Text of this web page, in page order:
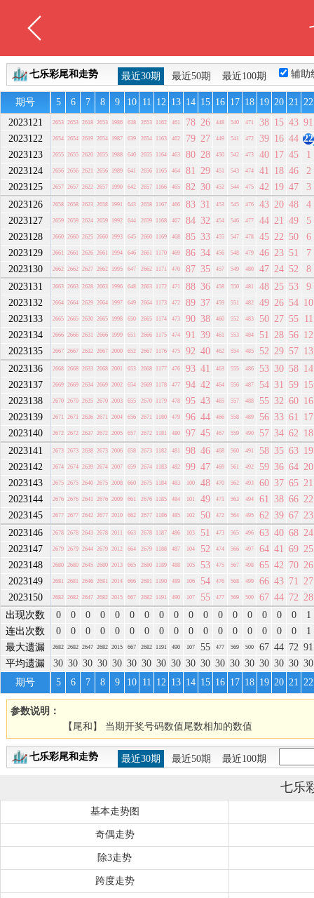
七乐彩尾和走势 最近30期 最近50期 最近100期 辅
期号 5 6 7 8 9 10 11 12 13 14 15 16 17 18 19 20 21 22
2023121
2653 2653 2618 2653 1986 638 2653 1162 461 78 26 448 540 471 38 15 43 91
2023122
2654 2654 2619 2654 1987 639 2654 1163 462 79 27 449 541 472 39 16 44 22
2023123
2655 2655 2620 2655 1988 640 2655 1164 463 80 28 450 542 473 40 17 45
1
2023124
2656 2656 2621 2656 1989 641 2656 1165 464 81 29 451 543 474 41 18 46
2
2023125
2657 2657 2622 2657 1990 642 2657 1166 465 82 30 452 544 475 42 19 47
3
2023126
2658 2658 2623 2658 1991 643 2658 1167 466 83 31 453 545 476 43 20 48
4
2023127
2659 2659 2624 2659 1992 644 2659 1168 467 84 32 454 546 477 44 21 49
5
2023128
2660 2660 2625 2660 1993 645 2660 1169 468 85 33 455 547 478 45 22 50
6
2023129
2661 2661 2626 2661 1994 646 2661 1170 469 86 34 456 548 479 46 23 51
7
2023130
2662 2662 2627 2662 1995 647 2662 1171 470 87 35 457 549 480 47 24 52
8
2023131
2663 2663 2628 2663 1996 648 2663 1172 471 88 36 458 550 481 48 25 53
9
2023132
2664 2664 2629 2664 1997 649 2664 1173 472 89 37 459 551 482 49 26 54 10
2023133
2665 2665 2630 2665 1998 650 2665 1174 473 90 38 460 552 483 50 27 55 11
2023134
2666 2666 2631 2666 1999 651 2666 1175 474 91 39 461 553 484 51 28 56 12
2023135
2667 2667 2632 2667 2000 652 2667 1176 475 92 40 462 554 485 52 29 57 13
2023136
2668 2668 2633 2668 2001 653 2668 1177 476 93 41 463 555 486 53 30 58 14
2023137
2669 2669 2634 2669 2002 654 2669 1178 477 94 42 464 556 487 54 31 59 15
2023138
2670 2670 2635 2670 2003 655 2670 1179 478 95 43 465 557 488 55 32 60 16
2023139
2671 2671 2636 2671 2004 656 2671 1180 479 96 44 466 558 489 56 33 61 17
2023140
2672 2672 2637 2672 2005 657 2672 1181 480 97 45 467 559 490 57 34 62 18
2023141
2673 2673 2638 2673 2006 658 2673 1182 481 98 46 468 560 491 58 35 63 19
2023142
2674 2674 2639 2674 2007 659 2674 1183 482 99 47 469 561 492 59 36 64 20
2023143
2675 2675 2640 2675 2008 660 2675 1184 483 100 48 470 562 493 60 37 65 21
2023144
2676 2676 2641 2676 2009 661 2676 1185 484 101 49 471 563 494 61 38 66 22
2023145
2677 2677 2642 2677 2010 662 2677 1186 485 102 50 472 564 495 62 39 67 23
2023146
2678 2678 2643 2678 2011 663 2678 1187 486 103 51 473 565 496 63 40 68 24
2023147
2679 2679 2644 2679 2012 664 2679 1188 487 104 52 474 566 497 64 41 69 25
2023148
2680 2680 2645 2680 2013 665 2680 1189 488 105 53 475 567 498 65 42 70 26
2023149
2681 2681 2646 2681 2014 666 2681 1190 489 106 54 476 568 499 66 43 71 27
2023150
2682 2682 2647 2682 2015 667 2682 1191 490 107 55 477 569 500 67 44 72 28
出现次数
0 0 0 0 0 0 0 0 0 0 0 0 0 0 0 0 0
1
连出次数
0 0 0 0 0 0 0 0 0 0 0 0 0 0 0 0 0
1
最大遗漏
2682 2682 2647 2682 2015 667 2682 1191 490 107 55 477 569 500 67 44 72 91
平均遗漏
30 30 30 30 30 30 30 30 30 30 30 30 30 30 30 30 30 30
期号
5 6 7 8 9 10 11 12 13 14 15 16 17 18 19 20 21 22
参数说明：
【尾和】 当期开奖号码数值尾数相加的数值
七乐彩尾和走势 最近30期 最近50期 最近100期
七乐
基本走势图
奇偶走势
除3走势
跨度走势